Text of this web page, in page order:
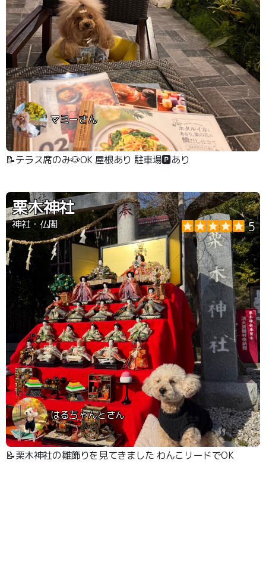
マミーさん
📝テラス席のみ🐶OK 屋根あり 駐車場🅿️あり
栗木神社
神社・仏閣 5
はるちゃんとさん
📝栗木神社の雛飾りを見てきました わんこリードでOK